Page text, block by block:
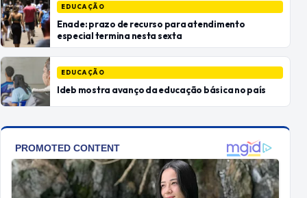
EDUCAÇÃO
Enade: prazo de recurso para atendimento
especial termina nesta sexta
EDUCAÇÃO
Ideb mostra avanço da educação básica no país